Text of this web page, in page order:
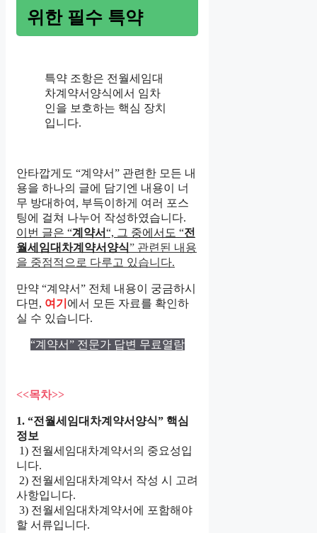
위한 필수 특약
특약 조항은 전월세임대
차계약서양식에서 임차
인을 보호하는 핵심 장치
입니다.
안타깝게도 “계약서” 관련한 모든 내
용을 하나의 글에 담기엔 내용이 너
무 방대하여, 부득이하게 여러 포스
팅에 걸쳐 나누어 작성하였습니다.
이번 글은 “계약서“, 그 중에서도 “전
월세임대차계약서양식” 관련된 내용
을 중점적으로 다루고 있습니다.
만약 “계약서” 전체 내용이 궁금하시
다면, 여기 에서 모든 자료를 확인하
실 수 있습니다.
“계약서” 전문가 답변 무료열람
<<목차>>
1. “전월세임대차계약서양식” 핵심
정보
1) 전월세임대차계약서의 중요성입
니다.
2) 전월세임대차계약서 작성 시 고려
사항입니다.
3) 전월세임대차계약서에 포함해야
할 서류입니다.